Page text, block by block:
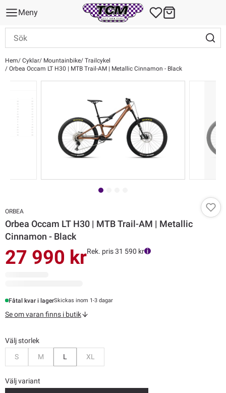
Meny
Hem Cyklar Mountainbike Trailcykel
Orbea Occam LT H30 | MTB Trail-AM | Metallic Cinnamon - Black
ORBEA
Orbea Occam LT H30 | MTB Trail-AM | Metallic
Cinnamon - Black
27 990 krRek. pris 31 590 kr
Fåtal kvar i lagerSkickas inom 1-3 dagar
Se om varan finns i butik
Välj storlek
S
M L XL
Välj variant